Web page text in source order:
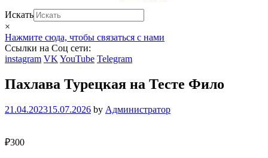
Искать
×
Нажмите сюда, чтобы связаться с нами
Ссылки на Соц сети:
instagram VK YouTube Telegram
Пахлава Турецкая на Тесте Фило
21.04.202315.07.2026 by Администратор
₽300